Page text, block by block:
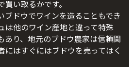
い取るかです。
ブドウでワインを造ることもでき
は他のワイン産地と違って特殊
あり、地元のブドウ農家は信頼関
にはすぐにはブドウを売ってはく